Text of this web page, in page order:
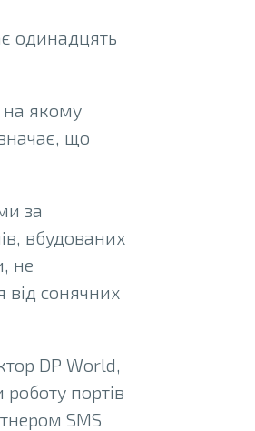
одинадцять
на якому
що
за
вбудованих
не
сонячних
DP World,
портів
SMS